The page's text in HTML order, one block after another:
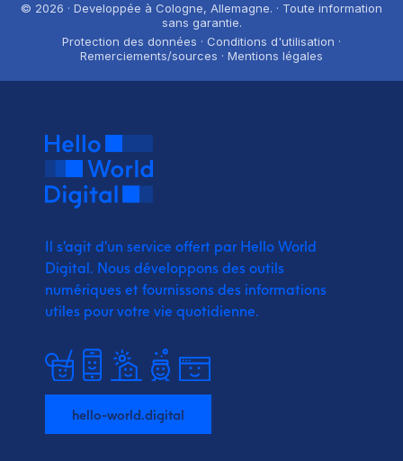
© 2026 · Developpée à Cologne, Allemagne. · Toute information
sans garantie.
Protection des données · Conditions d'utilisation ·
Remerciements/sources · Mentions légales
Il s'agit d'un service offert par Hello World
Digital. Nous développons des outils
numériques et fournissons des informations
utiles pour votre vie quotidienne.
hello-world.digital